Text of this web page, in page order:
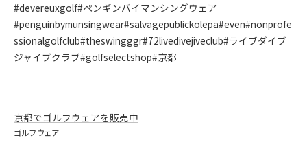
#devereuxgolf#ペンギンバイマンシングウェア
#penguinbymunsingwear#salvagepublickolepa#even#nonprofe
ssionalgolfclub#theswingggr#72livedivejiveclub#ライブダイブ
ジャイブクラブ#golfselectshop#京都
京都でゴルフウェアを販売中
ゴルフウェア